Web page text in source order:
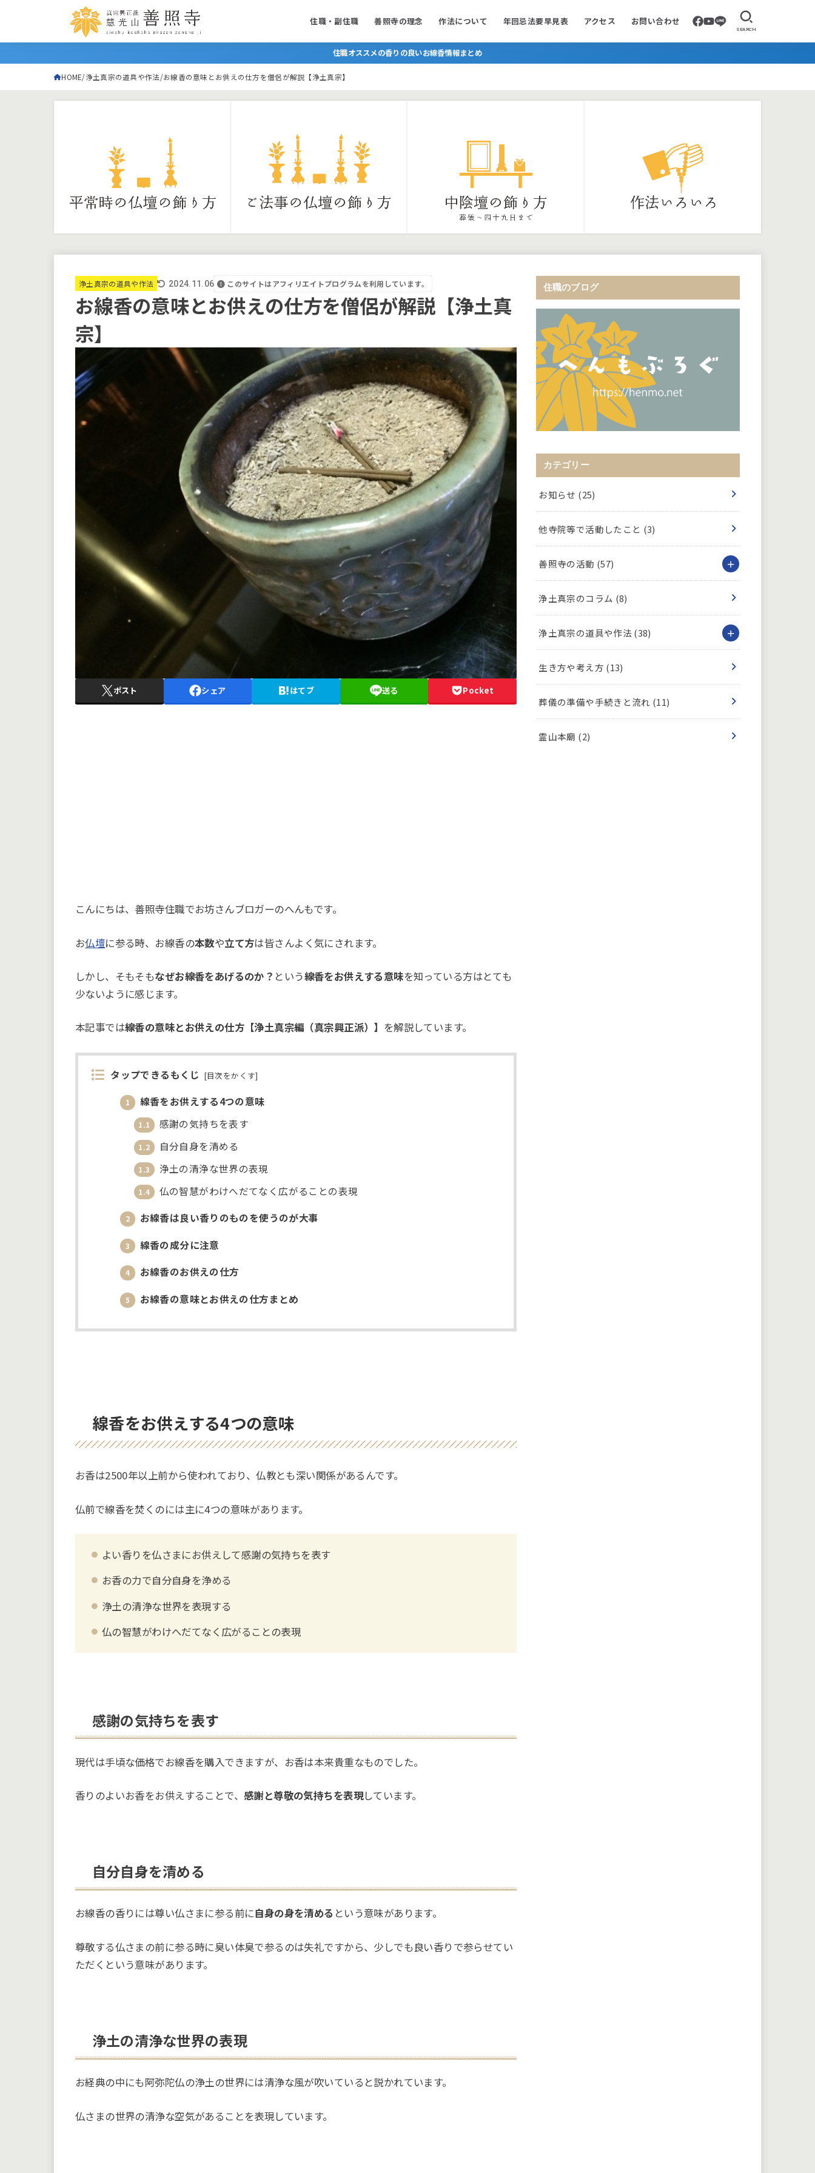
住職・副住職 善照寺の理念 作法について 年回忌法要早見表 アクセス お問い合わせ
SEARCH
住職オススメの香りの良いお線香情報まとめ
HOME 浄土真宗の道具や作法 お線香の意味とお供えの仕方を僧侶が解説【浄土真宗】
浄土真宗の道具や作法 2024.11.06 このサイトはアフィリエイトプログラムを利用しています。
お線香の意味とお供えの仕方を僧侶が解説【浄土真
宗】
ポスト シェア はてブ 送る Pocket
こんにちは、善照寺住職でお坊さんブロガーのへんもです。
お仏壇に参る時、お線香の本数や立て方は皆さんよく気にされます。
しかし、そもそもなぜお線香をあげるのか？ という線香をお供えする意味を知っている方はとても
少ないように感じます。
本記事では線香の意味とお供えの仕方【浄土真宗編（真宗興正派）】 を解説しています。
タップできるもくじ [目次をかくす]
1 線香をお供えする4つの意味
1.1 感謝の気持ちを表す
1.2 自分自身を清める
1.3 浄土の清浄な世界の表現
1.4 仏の智慧がわけへだてなく広がることの表現
2 お線香は良い香りのものを使うのが大事
3 線香の成分に注意
4 お線香のお供えの仕方
5 お線香の意味とお供えの仕方まとめ
線香をお供えする4つの意味
お香は2500年以上前から使われており、仏教とも深い関係があるんです。
仏前で線香を焚くのには主に4つの意味があります。
よい香りを仏さまにお供えして感謝の気持ちを表す
お香の力で自分自身を浄める
浄土の清浄な世界を表現する
仏の智慧がわけへだてなく広がることの表現
感謝の気持ちを表す
現代は手頃な価格でお線香を購入できますが、お香は本来貴重なものでした。
香りのよいお香をお供えすることで、感謝と尊敬の気持ちを表現しています。
自分自身を清める
お線香の香りには尊い仏さまに参る前に自身の身を清める という意味があります。
尊敬する仏さまの前に参る時に臭い体臭で参るのは失礼ですから、少しでも良い香りで参らせてい
ただくという意味があります。
浄土の清浄な世界の表現
お経典の中にも阿弥陀仏の浄土の世界には清浄な風が吹いていると説かれています。
仏さまの世界の清浄な空気があることを表現しています。
住職のブログ
カテゴリー
お知らせ (25)
他寺院等で活動したこと (3)
善照寺の活動 (57)
浄土真宗のコラム (8)
浄土真宗の道具や作法(38)
生き方や考え方 (13)
葬儀の準備や手続きと流れ (11)
霊山本廟 (2)